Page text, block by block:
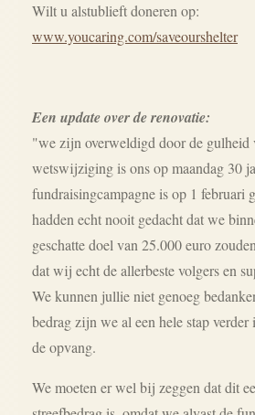
Wilt u alstublieft doneren op:
www.youcaring.com/saveourshelter
Een update over de renovatie:
"we zijn overweldigd door de gulheid
wetswijziging is ons op maandag 30
fundraisingcampagne is op 1 februari
hadden echt nooit gedacht dat we
geschatte doel van 25.000 euro
dat wij echt de allerbeste volgers en
We kunnen jullie niet genoeg
bedrag zijn we al een hele stap verder
de opvang.
We moeten er wel bij zeggen dat dit